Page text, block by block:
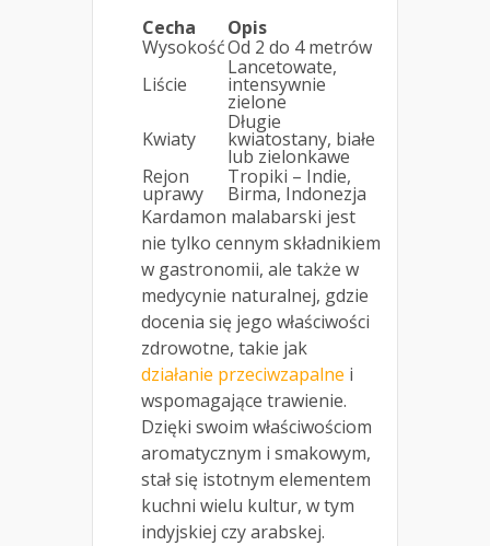
Cecha
Opis
WysokośćOd 2 do 4 metrów
Liście
Lancetowate,
intensywnie
zielone
Kwiaty
Długie
kwiatostany, białe
lub zielonkawe
Rejon
uprawy
Tropiki – Indie,
Birma, Indonezja
Kardamon malabarski jest
nie tylko cennym składnikiem
w gastronomii, ale także w
medycynie naturalnej, gdzie
docenia się jego właściwości
zdrowotne, takie jak
działanie przeciwzapalne i
wspomagające trawienie.
Dzięki swoim właściwościom
aromatycznym i smakowym,
stał się istotnym elementem
kuchni wielu kultur, w tym
indyjskiej czy arabskej.